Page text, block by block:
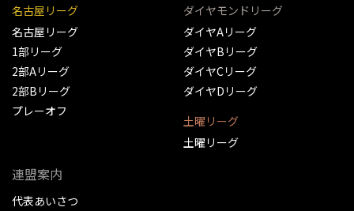
名古屋リーグ
名古屋リーグ
1部リーグ
2部Aリーグ
2部Bリーグ
プレーオフ
ダイヤモンドリーグ
ダイヤAリーグ
ダイヤBリーグ
ダイヤCリーグ
ダイヤDリーグ
土曜リーグ
土曜リーグ
連盟案内
代表あいさつ